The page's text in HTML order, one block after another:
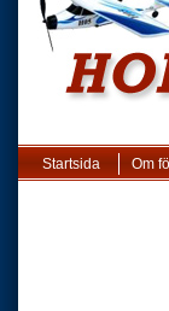
Startsida Om